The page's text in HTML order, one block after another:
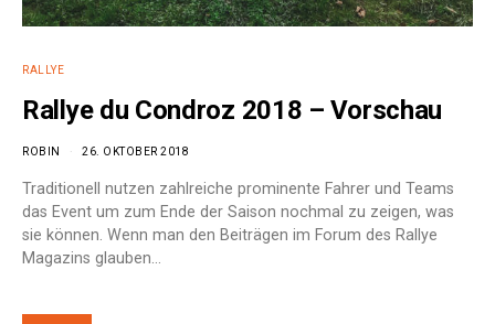
RALLYE
Rallye du Condroz 2018 – Vorschau
ROBIN 26. OKTOBER 2018
Traditionell nutzen zahlreiche prominente Fahrer und Teams
das Event um zum Ende der Saison nochmal zu zeigen, was
sie können. Wenn man den Beiträgen im Forum des Rallye
Magazins glauben…